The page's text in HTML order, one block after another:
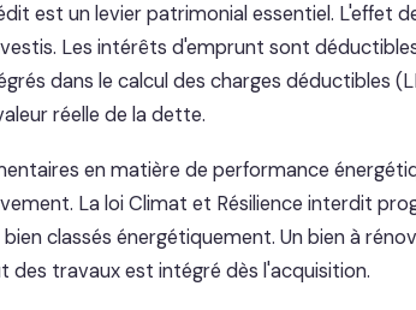
est un levier patrimonial essentiel. L'effet
Les intérêts d'emprunt sont
dans le calcul des charges déductibles
réelle de la dette.
en matière de performance
La loi Climat et Résilience interdit
classés énergétiquement. Un bien à
des travaux est intégré dès l'acquisition.